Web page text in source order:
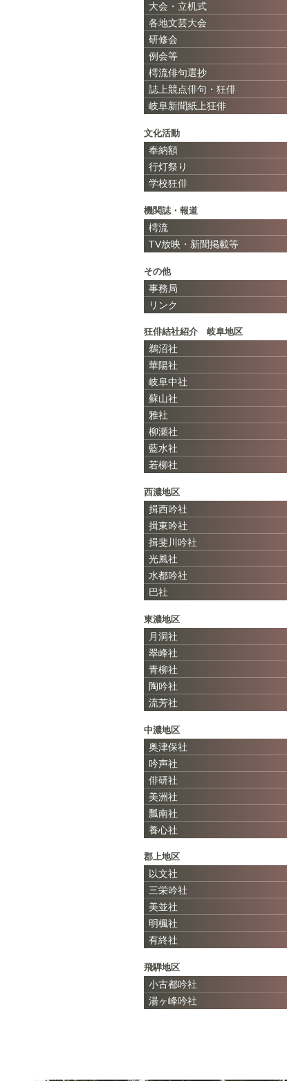
大会・立机式
各地文芸大会
研修会
例会等
樗流俳句選抄
誌上競点俳句・狂俳
岐阜新聞紙上狂俳
文化活動
奉納額
行灯祭り
学校狂俳
機関誌・報道
樗流
TV放映・新聞掲載等
その他
事務局
リンク
狂俳結社紹介 岐阜地区
鵜沼社
華陽社
岐阜中社
蘇山社
雅社
柳瀬社
藍水社
若柳社
西濃地区
揖西吟社
揖東吟社
揖斐川吟社
光風社
水都吟社
巴社
東濃地区
月洞社
翠峰社
青柳社
陶吟社
流芳社
中濃地区
奥津保社
吟声社
俳研社
美洲社
瓢南社
養心社
郡上地区
以文社
三栄吟社
美並社
明楓社
有終社
飛騨地区
小古都吟社
湯ヶ峰吟社